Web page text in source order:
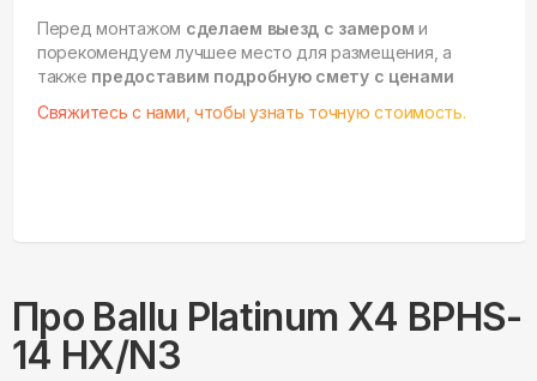
Перед монтажом сделаем выезд с замером и
порекомендуем лучшее место для размещения, а
также предоставим подробную смету с ценами
Свяжитесь с нами, чтобы узнать точную стоимость.
Про Ballu Platinum X4 BPHS-
14 HX/N3